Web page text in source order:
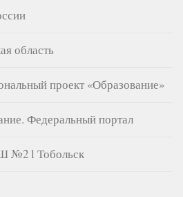
область
проект «Образование»
Федеральный портал
l Тобольск